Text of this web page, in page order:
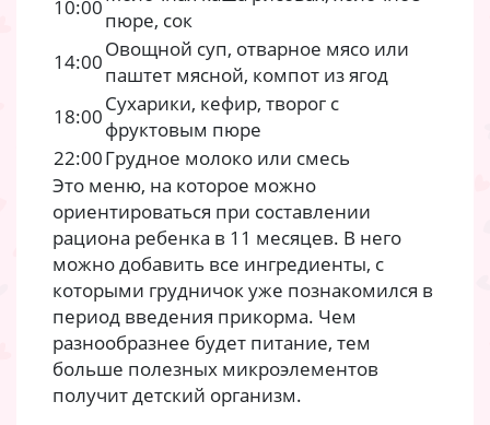
10:00
пюре, сок
14:00
Овощной суп, отварное мясо или
паштет мясной, компот из ягод
18:00
Сухарики, кефир, творог с
фруктовым пюре
22:00Грудное молоко или смесь
Это меню, на которое можно
ориентироваться при составлении
рациона ребенка в 11 месяцев. В него
можно добавить все ингредиенты, с
которыми грудничок уже познакомился в
период введения прикорма. Чем
разнообразнее будет питание, тем
больше полезных микроэлементов
получит детский организм.